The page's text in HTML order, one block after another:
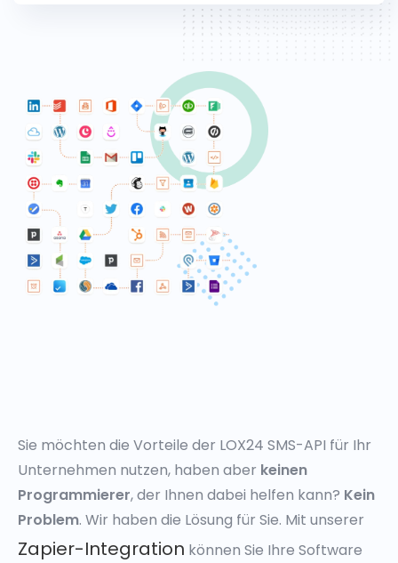
Sie möchten die Vorteile der LOX24 SMS-API für Ihr
Unternehmen nutzen, haben aber keinen
Programmierer, der Ihnen dabei helfen kann? Kein
Problem. Wir haben die Lösung für Sie. Mit unserer
Zapier-Integration können Sie Ihre Software